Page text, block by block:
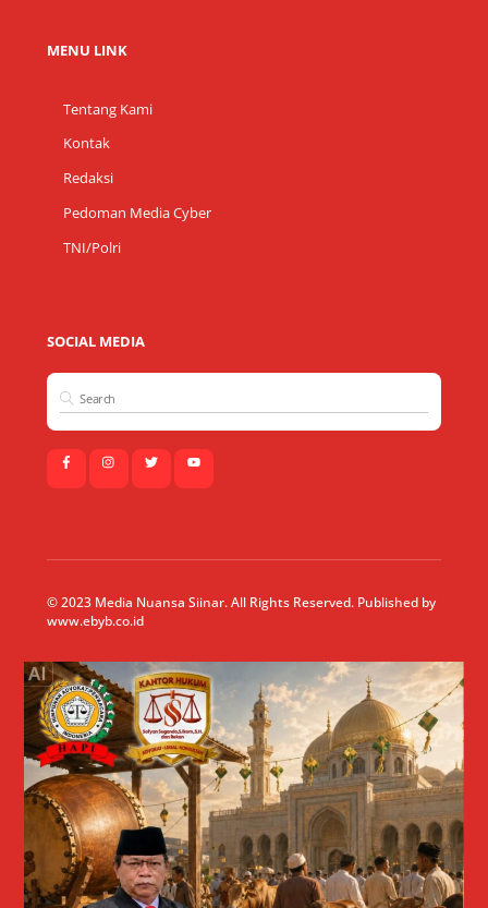
MENU LINK
Tentang Kami
Kontak
Redaksi
Pedoman Media Cyber
TNI/Polri
SOCIAL MEDIA
© 2023 Media Nuansa Siinar. All Rights Reserved. Published by
www.ebyb.co.id